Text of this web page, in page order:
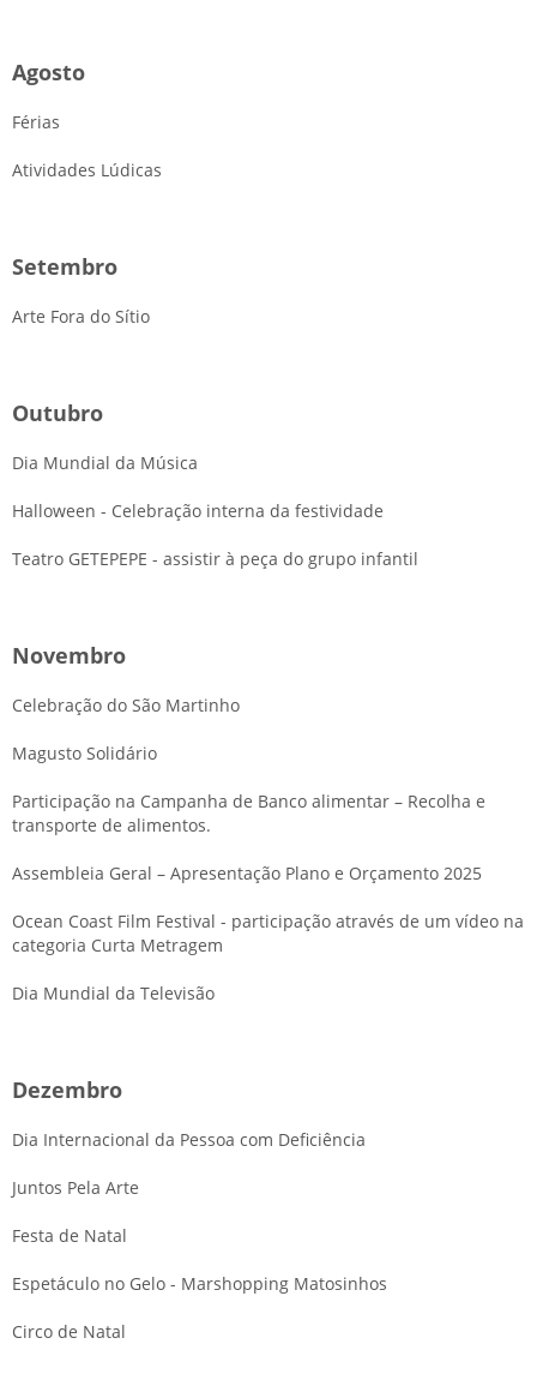
Agosto
Férias
Atividades Lúdicas
Setembro
Arte Fora do Sítio
Outubro
Dia Mundial da Música
Halloween - Celebração interna da festividade
Teatro GETEPEPE - assistir à peça do grupo infantil
Novembro
Celebração do São Martinho
Magusto Solidário
Participação na Campanha de Banco alimentar – Recolha e
transporte de alimentos.
Assembleia Geral – Apresentação Plano e Orçamento 2025
Ocean Coast Film Festival - participação através de um vídeo na
categoria Curta Metragem
Dia Mundial da Televisão
Dezembro
Dia Internacional da Pessoa com Deficiência
Juntos Pela Arte
Festa de Natal
Espetáculo no Gelo - Marshopping Matosinhos
Circo de Natal